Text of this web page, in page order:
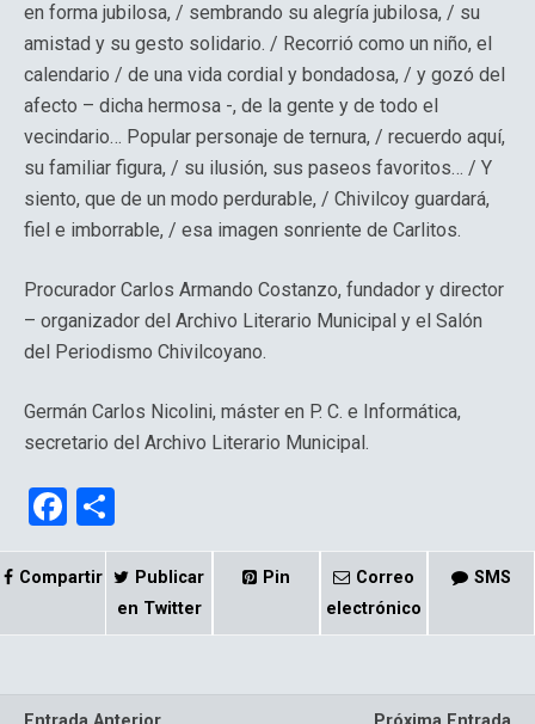
en forma jubilosa, / sembrando su alegría jubilosa, / su
amistad y su gesto solidario. / Recorrió como un niño, el
calendario / de una vida cordial y bondadosa, / y gozó del
afecto – dicha hermosa -, de la gente y de todo el
vecindario… Popular personaje de ternura, / recuerdo aquí,
su familiar figura, / su ilusión, sus paseos favoritos… / Y
siento, que de un modo perdurable, / Chivilcoy guardará,
fiel e imborrable, / esa imagen sonriente de Carlitos.
Procurador Carlos Armando Costanzo, fundador y director
– organizador del Archivo Literario Municipal y el Salón
del Periodismo Chivilcoyano.
Germán Carlos Nicolini, máster en P. C. e Informática,
secretario del Archivo Literario Municipal.
F
a
ce
o
m
p
Compartir
Publicar
en Twitter
Pin
Correo
electrónico
SMS